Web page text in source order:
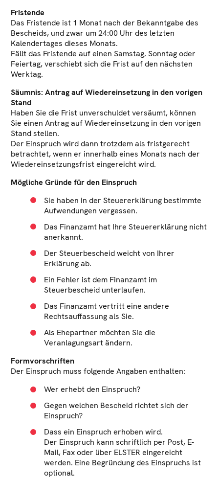
Fristende
Das Fristende ist 1 Monat nach der Bekanntgabe des
Bescheids, und zwar um 24:00 Uhr des letzten
Kalendertages dieses Monats.
Fällt das Fristende auf einen Samstag, Sonntag oder
Feiertag, verschiebt sich die Frist auf den nächsten
Werktag.
Säumnis: Antrag auf Wiedereinsetzung in den vorigen
Stand
Haben Sie die Frist unverschuldet versäumt, können
Sie einen Antrag auf Wiedereinsetzung in den vorigen
Stand stellen.
Der Einspruch wird dann trotzdem als fristgerecht
betrachtet, wenn er innerhalb eines Monats nach der
Wiedereinsetzungsfrist eingereicht wird.
Mögliche Gründe für den Einspruch
Sie haben in der Steuererklärung bestimmte
Aufwendungen vergessen.
Das Finanzamt hat Ihre Steuererklärung nicht
anerkannt.
Der Steuerbescheid weicht von Ihrer
Erklärung ab.
Ein Fehler ist dem Finanzamt im
Steuerbescheid unterlaufen.
Das Finanzamt vertritt eine andere
Rechtsauffassung als Sie.
Als Ehepartner möchten Sie die
Veranlagungsart ändern.
Formvorschriften
Der Einspruch muss folgende Angaben enthalten:
Wer erhebt den Einspruch?
Gegen welchen Bescheid richtet sich der
Einspruch?
Dass ein Einspruch erhoben wird.
Der Einspruch kann schriftlich per Post, E-
Mail, Fax oder über ELSTER eingereicht
werden. Eine Begründung des Einspruchs ist
optional.